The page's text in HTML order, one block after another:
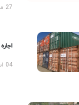
27 مرداد 1404
اجاره
04 اسفند 1404